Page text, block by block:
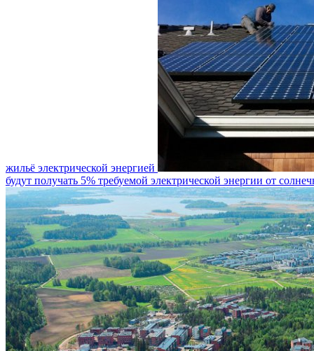
жильё электрической энергией
будут получать 5% требуемой электрической энергии от